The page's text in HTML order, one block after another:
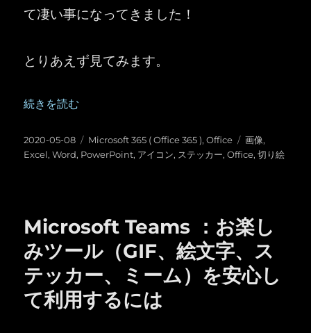
て凄い事になってきました！
とりあえず見てみます。
“Office ： Word Excel PowerPoint のストック画像、人
続きを読む
投
稿
2020-05-08
カ
テ
Microsoft 365 ( Office 365 ),Office
タ
グ
画像,
Excel,Word, PowerPoint, アイコン, ステッカー,Office,切り絵
Microsoft Teams ：お楽し
みツール（GIF、絵文字、ス
テッカー、ミーム）を安心し
て利用するには